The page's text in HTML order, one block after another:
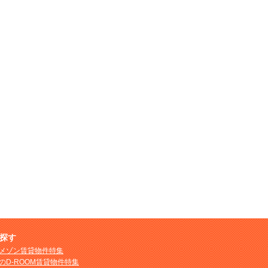
す
ゾン賃貸物件特集
D-ROOM賃貸物件特集